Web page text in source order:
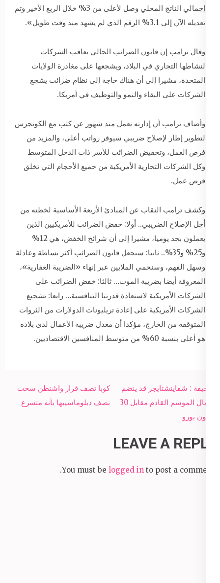
إجمالي الناتج المحلي وصل لأعلى من 3% خلال الربع الأخير وتم
تعديله الآن إلى 3.1% الرقم الذي لم يشهد منذ وقت طويل».
وقال ترامب إن قانون الضرائب الحالي يعاقب الشركات
لنشاطها التجاري في البلاد، ويشجعها على مغادرة الولايات
المتحدة، مشيرا إلى أن هناك حاجة إلى نظام ضرائب يشجع
الشركات على البقاء والنمو والتوظيف في أمريكا.
وأضاف ترامب أن إدارته تعمل منذ شهور عن كثب مع الكونجرس
لتطوير إطار لإصلاح ضريبي سيوفر رواتب أعلى، والمزيد من
فرص العمل، وتخفيض الضرائب للأسر ذات الدخل المتوسط
وكل الشركات التجارية الأمريكية من جميع الأحجام التي تخلق
فرص عمل.
وكشف ترامب النقاب عن المبادئ الأربعة الأساسية لخطته من
أجل الإصلاح الضريبي.. أولا: خفض الضرائب للأمريكيين الذين
يعملون بجد يوميا، مشيرا إلى أن شرائح الخفض، هي 12%
و25% و35%.. ثانيا: سنجعل قانون الضرائب أكثر بساطة وعادلة
وسهل الفهم، وسنحمي الملايين عبر إنهاء «الضريبة العقارية»،
المعروفة أيضا بضريبة الموت… ثالثا: خفض الضرائب على
الشركات الأمريكية لاستعادة قدرتنا التنافسية… رابعا: تشجيع
الشركات الأمريكية على إعادة تريليونات الدولارات من الثروات
المتوقفة من الخارج، مؤكدا أن معدل ضريبة الأعمال لدى بلاده
هو أعلى بنسبة 60% من متوسط المنافسين الاقتصاديين.
Post
navigation
كوبا تصف قرار واشنطن سحب
نصف دبلوماسييها بأنه متسرع
صحيفة : شفاينشتايجر قد ينضم
للريال الموسم القادم مقابل 30
مليون يورو
LEAVE A REPLY
You must be logged in to post a comment.